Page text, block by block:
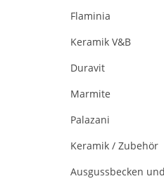
Flaminia
Keramik V&B
Duravit
Marmite
Palazani
Keramik / Zubehör
Ausgussbecken